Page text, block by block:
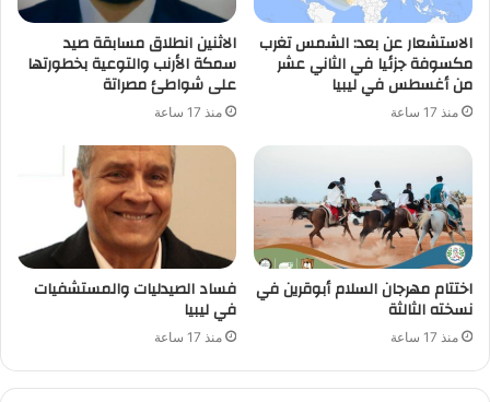
الاستشعار عن بعد: الشمس تغرب
مكسوفة جزئيا في الثاني عشر
من أغسطس في ليبيا
منذ 17 ساعة
الاثنين انطلاق مسابقة صيد
سمكة الأرنب والتوعية بخطورتها
على شواطئ مصراتة
منذ 17 ساعة
اختتام مهرجان السلام أبوقرين في
نسخته الثالثة
منذ 17 ساعة
فساد الصيدليات والمستشفيات
في ليبيا
منذ 17 ساعة